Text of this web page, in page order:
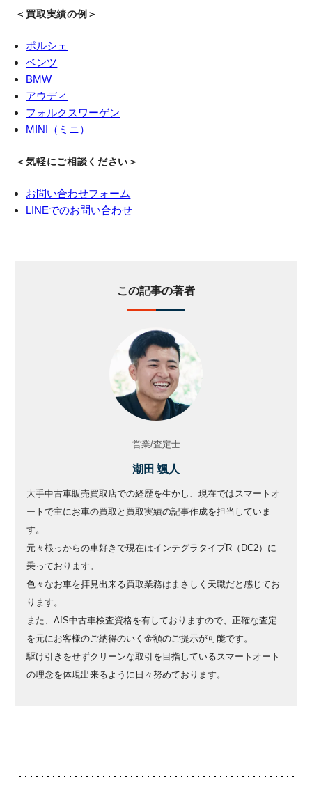
＜買取実績の例＞
ポルシェ
ベンツ
BMW
アウディ
フォルクスワーゲン
MINI（ミニ）
＜気軽にご相談ください＞
お問い合わせフォーム
LINEでのお問い合わせ
この記事の著者
営業/査定士
潮田 颯人
大手中古車販売買取店での経歴を生かし、現在ではスマートオ
ートで主にお車の買取と買取実績の記事作成を担当していま
す。
元々根っからの車好きで現在はインテグラタイプR（DC2）に
乗っております。
色々なお車を拝見出来る買取業務はまさしく天職だと感じてお
ります。
また、AIS中古車検査資格を有しておりますので、正確な査定
を元にお客様のご納得のいく金額のご提示が可能です。
駆け引きをせずクリーンな取引を目指しているスマートオート
の理念を体現出来るように日々努めております。